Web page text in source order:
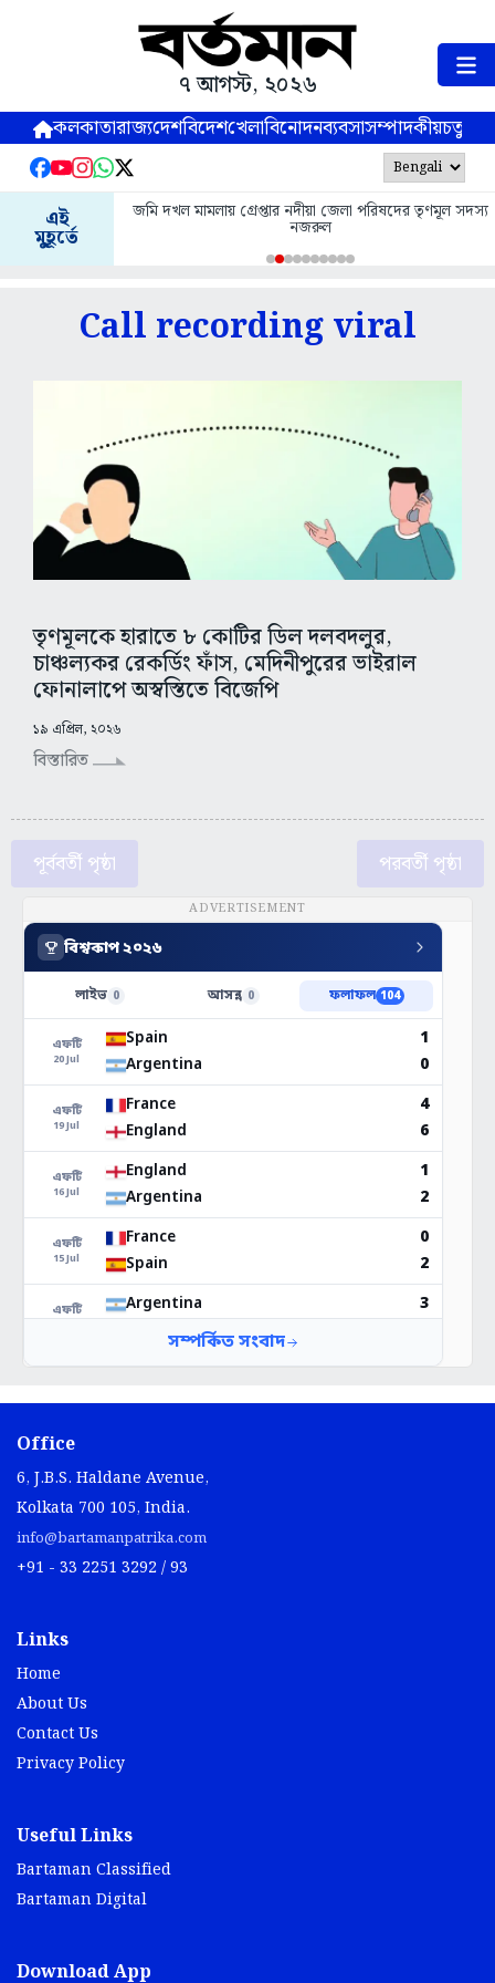
৭ আগস্ট, ২০২৬
কলকাতারাজ্যদেশবিদেশখেলাবিনোদনব্যবসাসম্পাদকীয়
এই
মুহূর্তে
জমি দখল মামলায় গ্রেপ্তার নদীয়া জেলা পরিষদের তৃণমূল সদস্য
নজরুল
Call recording viral
তৃণমূলকে হারাতে ৮ কোটির ডিল দলবদলুর,
চাঞ্চল্যকর রেকর্ডিং ফাঁস, মেদিনীপুরের ভাইরাল
ফোনালাপে অস্বস্তিতে বিজেপি
১৯ এপ্রিল, ২০২৬
বিস্তারিত
পূর্ববর্তী পৃষ্ঠা পরবর্তী পৃষ্ঠা
ADVERTISEMENT
Office
6, J.B.S. Haldane Avenue,
Kolkata 700 105, India.
info@bartamanpatrika.com
+91 - 33 2251 3292 / 93
Links
Home
About Us
Contact Us
Privacy Policy
Useful Links
Bartaman Classified
Bartaman Digital
Download App